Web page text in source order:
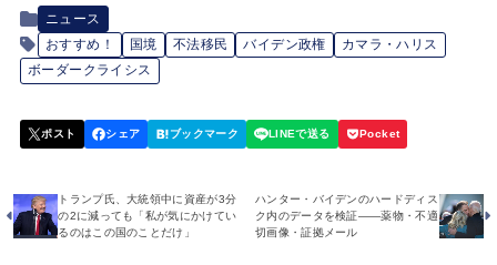
ニュース
おすすめ！
国境 不法移民 バイデン政権
カマラ・ハリス
ボーダークライシス
トランプ氏、大統領中に資産が3分
の2に減っても「私が気にかけてい
るのはこの国のことだけ」
ハンター・バイデンのハードディス
ク内のデータを検証――薬物・不適
切画像・証拠メール